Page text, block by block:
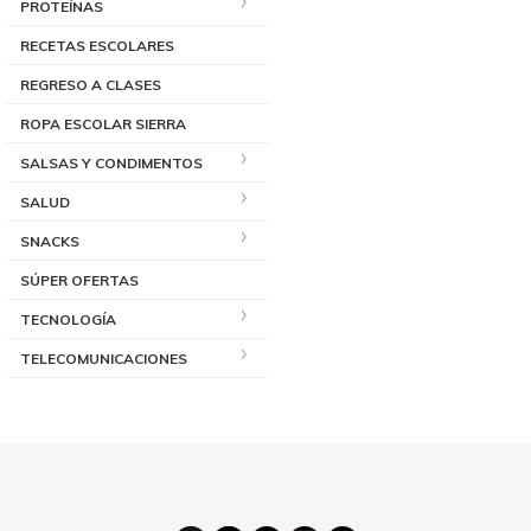
PROTEÍNAS
RECETAS ESCOLARES
REGRESO A CLASES
ROPA ESCOLAR SIERRA
SALSAS Y CONDIMENTOS
SALUD
SNACKS
SÚPER OFERTAS
TECNOLOGÍA
TELECOMUNICACIONES